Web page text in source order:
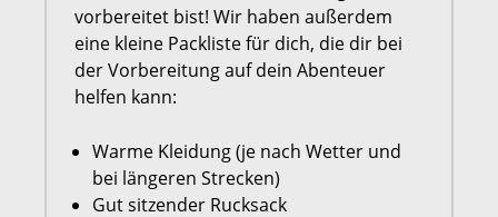
vorbereitet bist! Wir haben außerdem
eine kleine Packliste für dich, die dir bei
der Vorbereitung auf dein Abenteuer
helfen kann:
Warme Kleidung (je nach Wetter und
bei längeren Strecken)
Gut sitzender Rucksack